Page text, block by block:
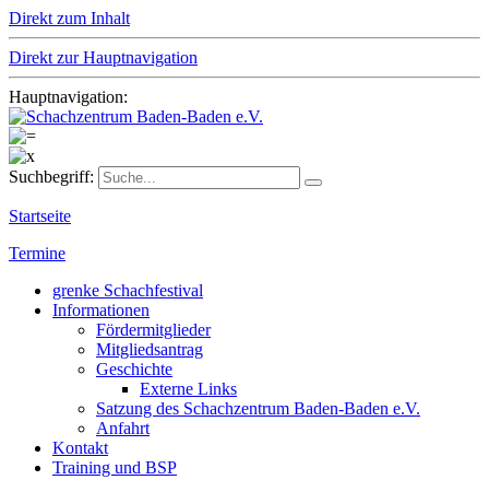
Direkt zum Inhalt
Direkt zur Hauptnavigation
Hauptnavigation:
Suchbegriff:
Startseite
Termine
grenke Schachfestival
Informationen
Fördermitglieder
Mitgliedsantrag
Geschichte
Externe Links
Satzung des Schachzentrum Baden-Baden e.V.
Anfahrt
Kontakt
Training und BSP